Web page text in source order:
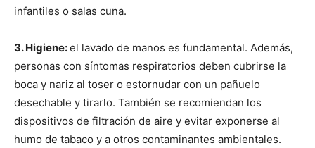
infantiles o salas cuna.
3. Higiene:el lavado de manos es fundamental. Además,
personas con síntomas respiratorios deben cubrirse la
boca y nariz al toser o estornudar con un pañuelo
desechable y tirarlo. También se recomiendan los
dispositivos de filtración de aire y evitar exponerse al
humo de tabaco y a otros contaminantes ambientales.